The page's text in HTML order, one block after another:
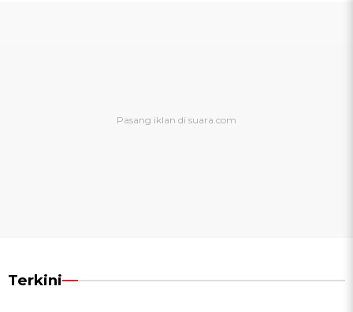
Terkini